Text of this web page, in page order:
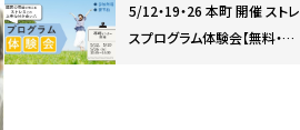
5/12・19・26 本町 開催 ストレ
スプログラム体験会【無料・予